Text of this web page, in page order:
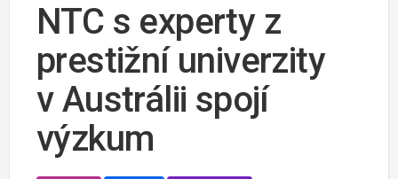
NTC s experty z
prestižní univerzity
v Austrálii spojí
výzkum